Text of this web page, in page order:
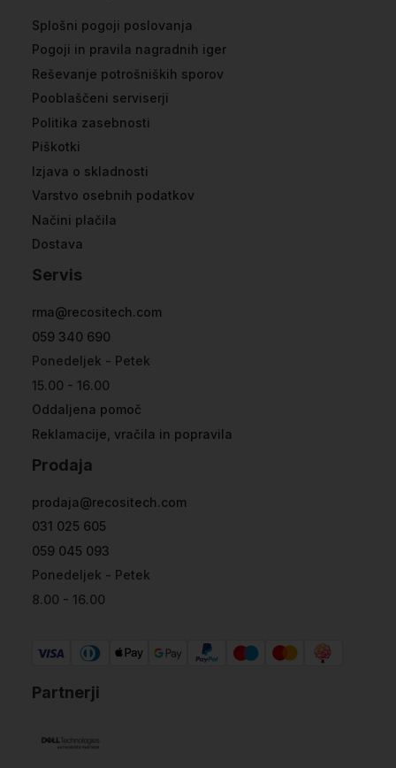
Splošni pogoji poslovanja
Pogoji in pravila nagradnih iger
Reševanje potrošniških sporov
Pooblaščeni serviserji
Politika zasebnosti
Piškotki
Izjava o skladnosti
Varstvo osebnih podatkov
Načini plačila
Dostava
Servis
rma@recositech.com
059 340 690
Ponedeljek - Petek
15.00 - 16.00
Oddaljena pomoč
Reklamacije, vračila in popravila
Prodaja
prodaja@recositech.com
031 025 605
059 045 093
Ponedeljek - Petek
8.00 - 16.00
Partnerji